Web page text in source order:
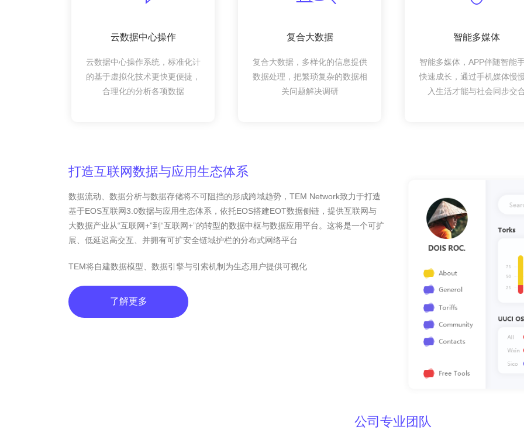
云数据中心操作
云数据中心操作系统，标准化计
的基于虚拟化技术更快更便捷，
合理化的分析各项数据
复合大数据
复合大数据，多样化的信息提供
数据处理，把繁琐复杂的数据相
关问题解决调研
智能多媒体
智能多媒体，APP伴随智能
快速成长，通过手机媒体慢
入生活才能与社会同步交
打造互联网数据与应用生态体系
数据流动、数据分析与数据存储将不可阻挡的形成跨域趋势，TEM Network致力于打造
基于EOS互联网3.0数据与应用生态体系，依托EOS搭建EOT数据侧链，提供互联网与
大数据产业从“互联网+”到“互联网+”的转型的数据中枢与数据应用平台。这将是一个可扩
展、低延迟高交互、并拥有可扩安全链域护栏的分布式网络平台
TEM将自建数据模型、数据引擎与引索机制为生态用户提供可视化
了解更多
公司专业团队